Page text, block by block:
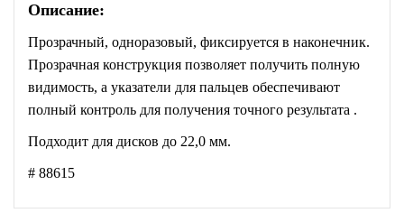
Описание:
Прозрачный, одноразовый, фиксируется в наконечник.
Прозрачная конструкция позволяет получить полную
видимость, а указатели для пальцев обеспечивают
полный контроль для получения точного результата .
Подходит для дисков до 22,0 мм.
# 88615